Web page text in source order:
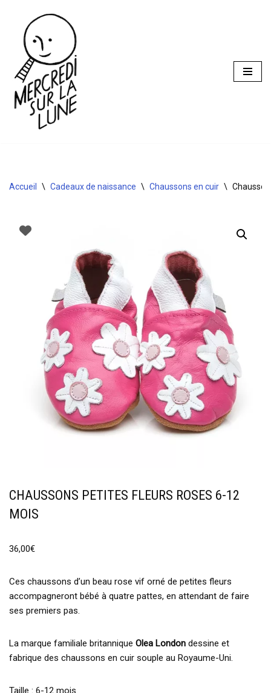
Aller
contenu
Accueil \ Cadeaux de naissance \ Chaussons en cuir \
CHAUSSONS PETITES FLEURS ROSES 6-12
MOIS
36,00€
Ces chaussons d’un beau rose vif orné de petites fleurs
accompagneront bébé à quatre pattes, en attendant de faire
ses premiers pas.
La marque familiale britannique Olea London dessine et
fabrique des chaussons en cuir souple au Royaume-Uni.
Taille : 6-12 mois